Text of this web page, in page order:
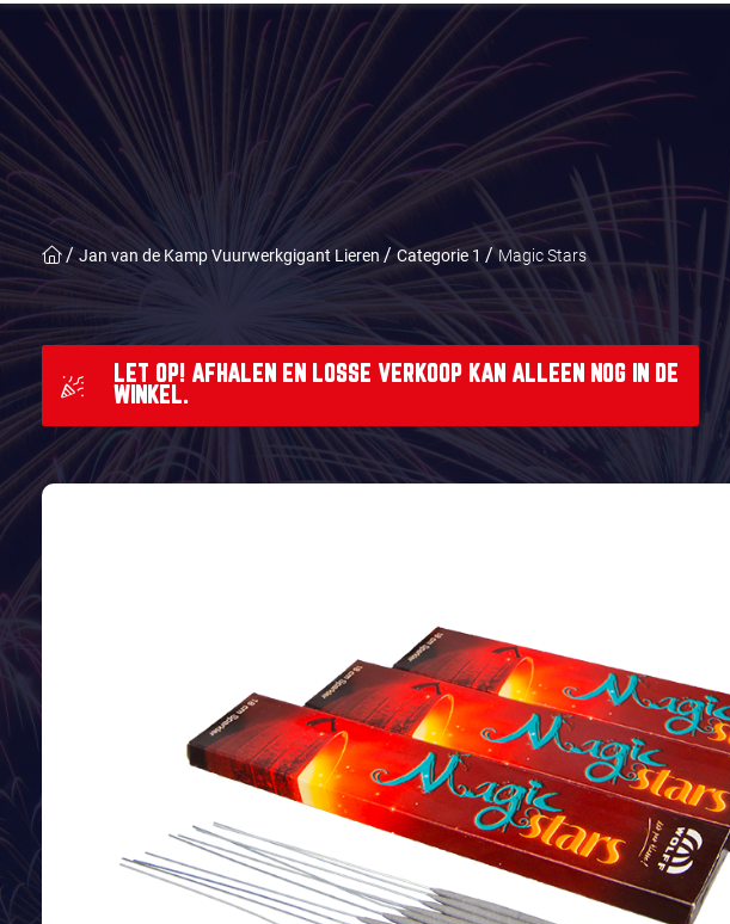
Jan van de Kamp Vuurwerkgigant Lieren Categorie 1 Magic Stars
LET OP! AFHALEN EN LOSSE VERKOOP KAN ALLEEN NOG IN DE
WINKEL.